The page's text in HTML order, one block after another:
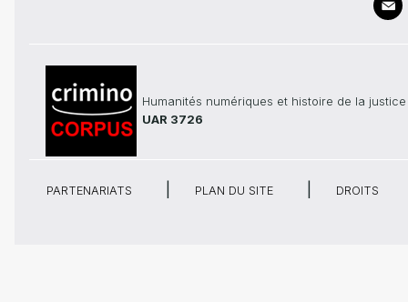
Humanités numériques et histoire de la justice
UAR 3726
PARTENARIATS PLAN DU SITE DROITS